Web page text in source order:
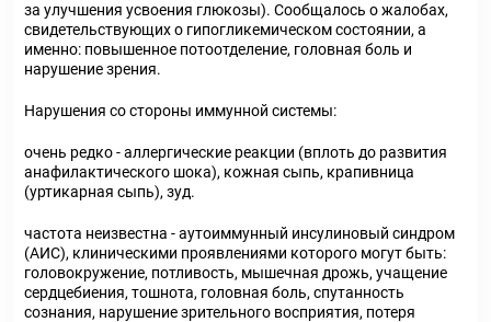
за улучшения усвоения глюкозы). Сообщалось о жалобах,
свидетельствующих о гипогликемическом состоянии, а
именно: повышенное потоотделение, головная боль и
нарушение зрения.
Нарушения со стороны иммунной системы:
очень редко - аллергические реакции (вплоть до развития
анафилактического шока), кожная сыпь, крапивница
(уртикарная сыпь), зуд.
частота неизвестна - аутоиммунный инсулиновый синдром
(АИС), клиническими проявлениями которого могут быть:
головокружение, потливость, мышечная дрожь, учащение
сердцебиения, тошнота, головная боль, спутанность
сознания, нарушение зрительного восприятия, потеря